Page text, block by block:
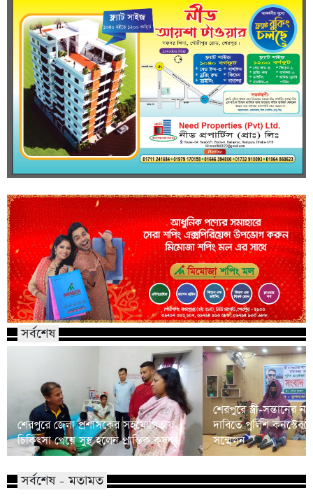
সর্বশেষ
শেরপুরে জেলা প্রশাসকের সহযোগিতায়
চিকিৎসা পেয়ে সুস্থ হলেন প্রান্তিক কৃষক
শেরপুরে স্ত্রী-সন্তানের
দাবিতে পুলিশ
সম্মেলন
সর্বশেষ - মতামত